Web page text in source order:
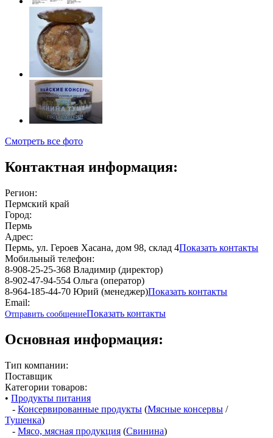
Смотреть все фото
Контактная информация:
Регион:
Пермский край
Город:
Пермь
Адрес:
Пермь, ул. Героев Хасана, дом 98, склад 4Показать контакты
Мобильный телефон:
8-908-25-25-368 Владимир (директор)
8-902-47-94-554 Ольга (оператор)
8-964-185-44-70 Юрий (менеджер)Показать контакты
Email:
Отправить сообщениеПоказать контакты
Основная информация:
Тип компании:
Поставщик
Категории товаров:
• Продукты питания
- Консервированные продукты (Мясные консервы /
Тушенка)
- Мясо, мясная продукция (Свинина)